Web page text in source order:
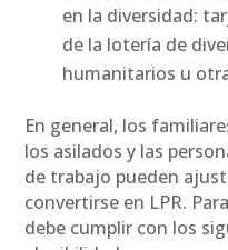
en la diversidad:
de la lotería de
humanitarios u
En general, los
los asilados y las
de trabajo pueden
convertirse en LPR.
debe cumplir con los